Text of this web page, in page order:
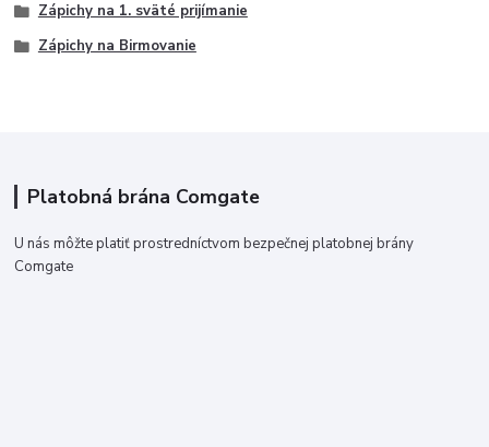
Zápichy na 1. sväté prijímanie
Zápichy na Birmovanie
Platobná brána Comgate
U nás môžte platiť prostredníctvom bezpečnej platobnej brány
Comgate